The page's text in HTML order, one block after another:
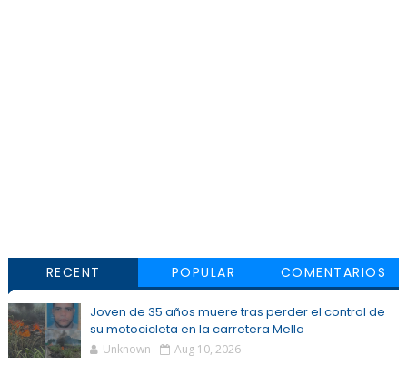
RECENT POPULAR COMENTARIOS
Joven de 35 años muere tras perder el control de
su motocicleta en la carretera Mella
Unknown Aug 10, 2026